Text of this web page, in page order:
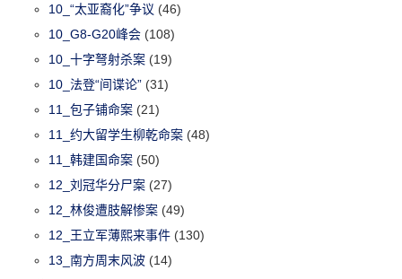
10_“太亚裔化”争议 (46)
10_G8-G20峰会 (108)
10_十字弩射杀案 (19)
10_法登“间谍论” (31)
11_包子铺命案 (21)
11_约大留学生柳乾命案 (48)
11_韩建国命案 (50)
12_刘冠华分尸案 (27)
12_林俊遭肢解惨案 (49)
12_王立军薄熙来事件 (130)
13_南方周末风波 (14)